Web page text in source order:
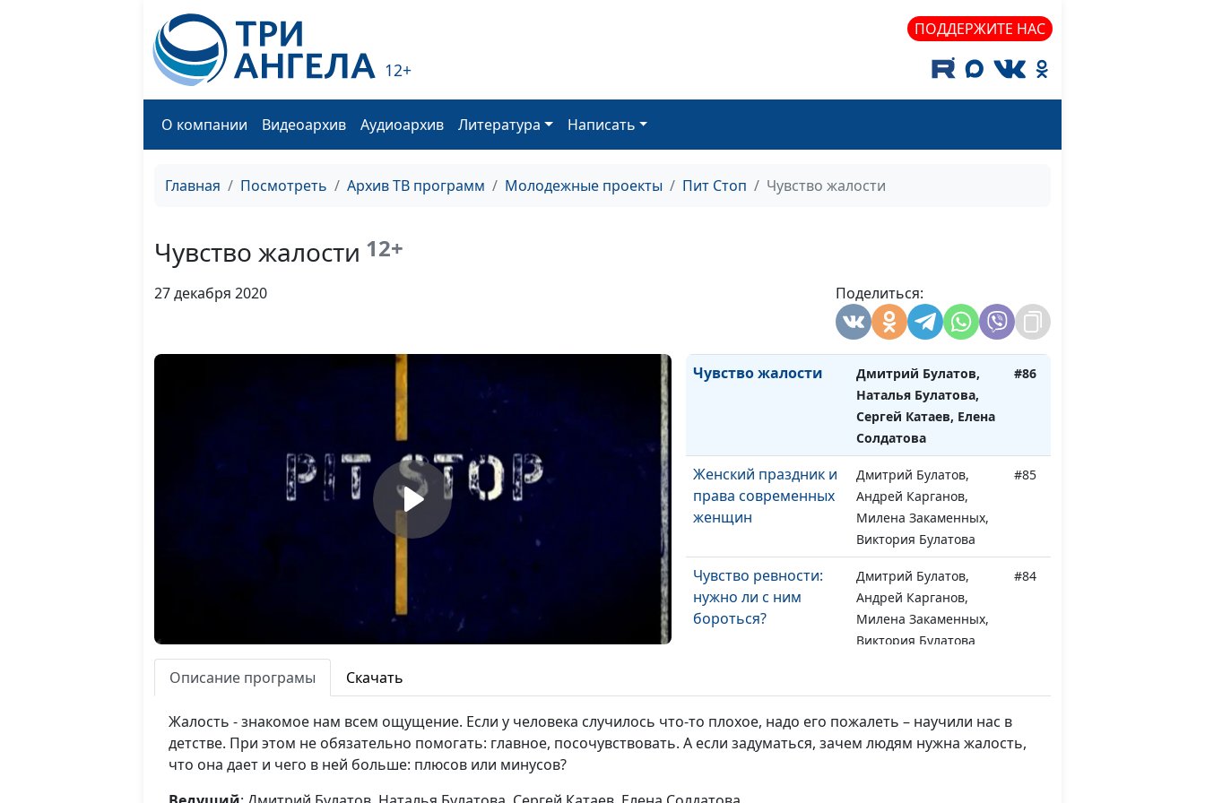
12+
ПОДДЕРЖИТЕ НАС
О компании Видеоархив Аудиоархив Литература Написать
Главная Посмотреть Архив ТВ программ Молодежные проекты Пит Стоп Чувство жалости
Чувство жалости 12+
27 декабря 2020 Поделиться:
Солдатова
Дмитрий Булатов,
#89
Наталья Булатова,
Наталья Булатова,
Сергей Катаев, Елена
Солдатова
Чувство жалости
Дмитрий Булатов,
Наталья Булатова,
Сергей Катаев, Елена
Солдатова
#86
Женский праздник и
права современных
женщин
Дмитрий Булатов,
Андрей Карганов,
Милена Закаменных,
Виктория Булатова
#85
Чувство ревности:
нужно ли с ним
бороться?
Дмитрий Булатов,
Андрей Карганов,
Милена Закаменных,
Виктория Булатова
#84
бороться?
Андрей Карганов,
Милена Закаменных,
Виктория Булатова
Описание програмы Скачать
Жалость - знакомое нам всем ощущение. Если у человека случилось что-то плохое, надо его пожалеть – научили нас в
детстве. При этом не обязательно помогать: главное, посочувствовать. А если задуматься, зачем людям нужна жалость,
что она дает и чего в ней больше: плюсов или минусов?